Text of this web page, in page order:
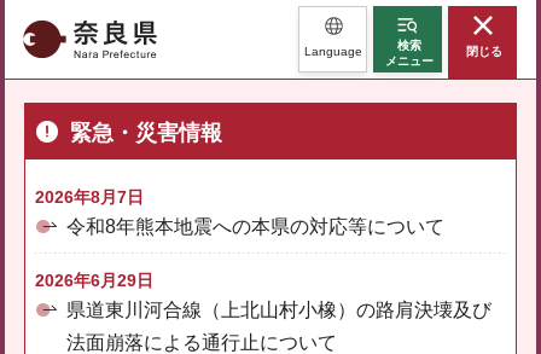
奈良県 Language
検索
メニュー
閉じる
緊急・災害情報
2026年8月7日
令和8年熊本地震への本県の対応等について
2026年6月29日
県道東川河合線（上北山村小橡）の路肩決壊及び
法面崩落による通行止について